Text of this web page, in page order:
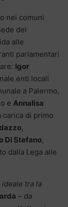
nei comuni
del
alle
parlamentari
Igor
enti locali
a Palermo,
e Annalisa
carica di primo
,
Di Stefano,
dalla Lega alle
tra la
– da